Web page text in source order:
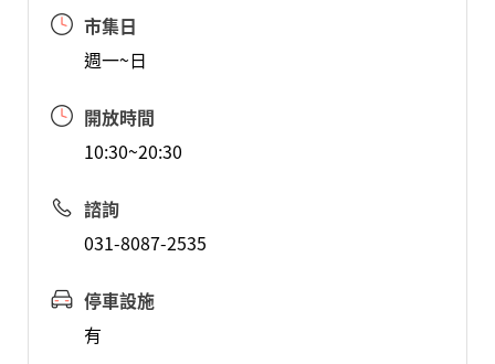
市集日
週一~日
開放時間
10:30~20:30
諮詢
031-8087-2535
停車設施
有